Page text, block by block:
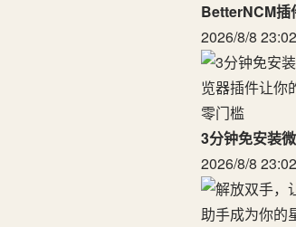
BetterNCM插
2026/8/8
3分钟免安装
2026/8/8